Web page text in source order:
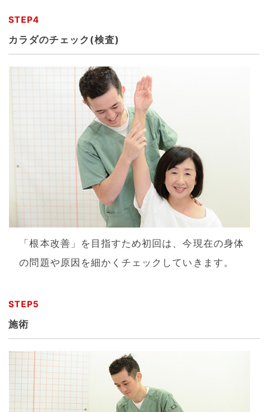
STEP4
カラダのチェック(検査)
「根本改善」を目指すため初回は、今現在の身体
の問題や原因を細かくチェックしていきます。
STEP5
施術